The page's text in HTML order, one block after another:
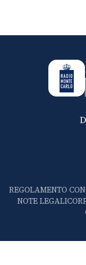
REGOLAMENTO
NOTE LEGALI